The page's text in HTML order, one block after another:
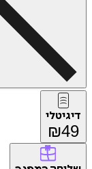
דיגיטלי
₪49